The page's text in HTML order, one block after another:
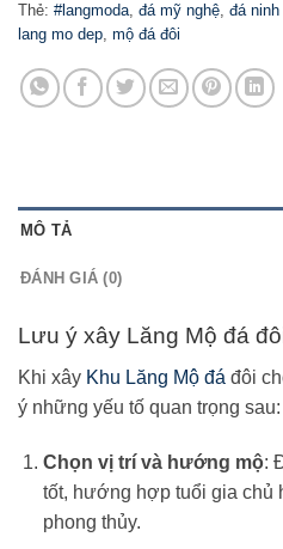
Thẻ: #langmoda, đá mỹ nghệ, đá
lang mo dep, mộ đá đôi
MÔ TẢ
ĐÁNH GIÁ (0)
Lưu ý xây Lăng Mộ đá
Khi xây Khu Lăng Mộ đá đôi
ý những yếu tố quan trọng sau:
Chọn vị trí và hướng mộ:
tốt, hướng hợp tuổi gia chủ
phong thủy.